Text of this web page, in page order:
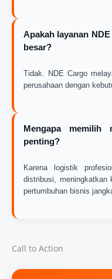
Apakah layanan
besar?
Tidak. NDE Cargo
perusahaan dengan
Mengapa
penting?
Karena logistik
distribusi, meningkatkan
pertumbuhan bisnis
Call to Action